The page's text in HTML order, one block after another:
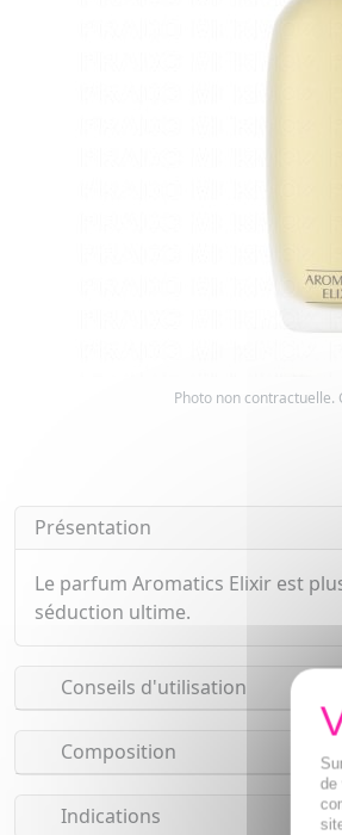
Photo non
Présentation
Le parfum Aromatics Elixir est
séduction ultime.
Conseils d'utilisation
Composition
Indications
de